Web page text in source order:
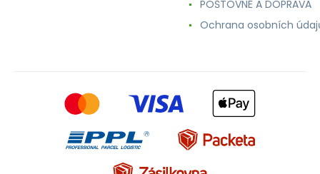
POŠTOVNÉ A DOPRAVA
Ochrana osobních